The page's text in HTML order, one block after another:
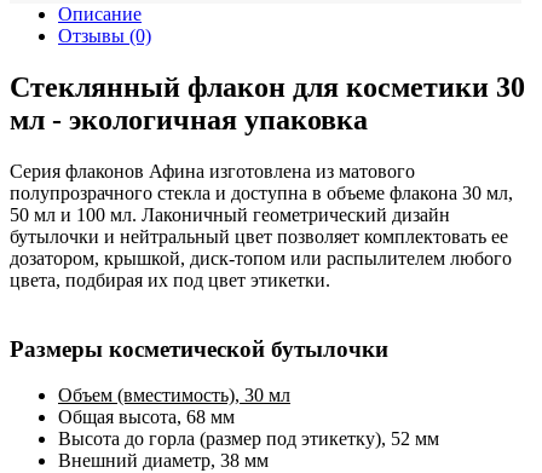
Описание
Отзывы (0)
Стеклянный флакон для косметики 30
мл - экологичная упаковка
Серия флаконов Афина изготовлена из матового
полупрозрачного стекла и доступна в объеме флакона 30 мл,
50 мл и 100 мл. Лаконичный геометрический дизайн
бутылочки и нейтральный цвет позволяет комплектовать ее
дозатором, крышкой, диск-топом или распылителем любого
цвета, подбирая их под цвет этикетки.
Размеры косметической бутылочки
Объем (вместимость), 30 мл
Общая высота, 68 мм
Высота до горла (размер под этикетку), 52 мм
Внешний диаметр, 38 мм